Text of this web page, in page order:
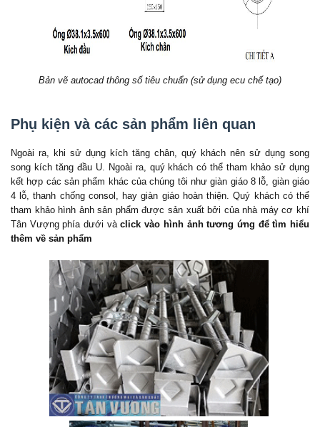
Bản vẽ autocad thông số tiêu chuẩn (sử dụng ecu chế tạo)
Phụ kiện và các sản phẩm liên quan
Ngoài ra, khi sử dụng kích tăng chân, quý khách nên sử dụng song
song kích tăng đầu U. Ngoài ra, quý khách có thể tham khảo sử dụng
kết hợp các sản phẩm khác của chúng tôi như giàn giáo 8 lỗ, giàn giáo
4 lỗ, thanh chống consol, hay giàn giáo hoàn thiện. Quý khách có thể
tham khảo hình ảnh sản phẩm được sản xuất bởi của nhà máy cơ khí
Tân Vượng phía dưới vàclick vào hình ảnh tương ứng để tìm hiểu
thêm về sản phẩm